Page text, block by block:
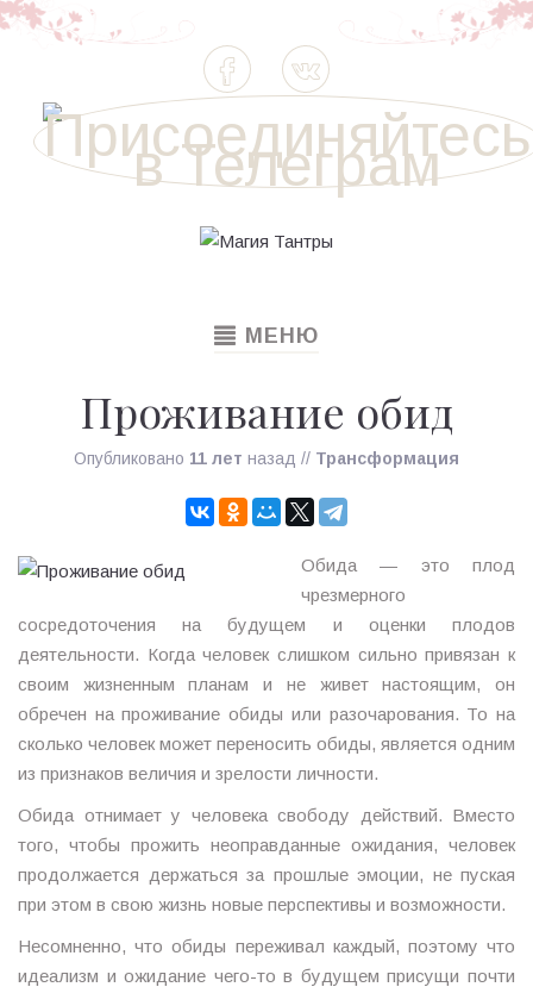
TOGGLE
МЕНЮ
Проживание обид
Опубликовано 11 лет назад // Трансформация
Обида — это плод
чрезмерного
сосредоточения на будущем и оценки плодов
деятельности. Когда человек слишком сильно привязан к
своим жизненным планам и не живет настоящим, он
обречен на проживание обиды или разочарования. То на
сколько человек может переносить обиды, является одним
из признаков величия и зрелости личности.
Обида отнимает у человека свободу действий. Вместо
того, чтобы прожить неоправданные ожидания, человек
продолжается держаться за прошлые эмоции, не пуская
при этом в свою жизнь новые перспективы и возможности.
Несомненно, что обиды переживал каждый, поэтому что
идеализм и ожидание чего-то в будущем присущи почти